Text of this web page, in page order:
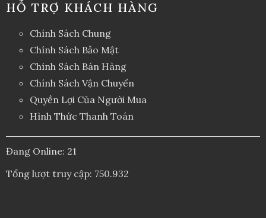
HỖ TRỢ KHÁCH HÀNG
Chính Sách Chung
Chính Sách Bảo Mật
Chính Sách Bán Hàng
Chính Sách Vận Chuyển
Quyền Lợi Của Người Mua
Hình Thức Thanh Toán
Đang Online: 21
Tổng lượt truy cập: 750.932